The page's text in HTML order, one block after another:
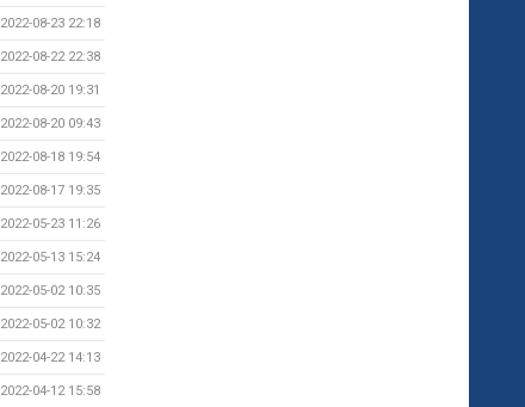
2022-08-23 22:18
2022-08-22 22:38
2022-08-20 19:31
2022-08-20 09:43
2022-08-18 19:54
2022-08-17 19:35
2022-05-23 11:26
2022-05-13 15:24
2022-05-02 10:35
2022-05-02 10:32
2022-04-22 14:13
2022-04-12 15:58